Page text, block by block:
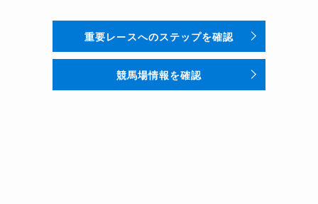
重要レースへのステップを確認
競馬場情報を確認